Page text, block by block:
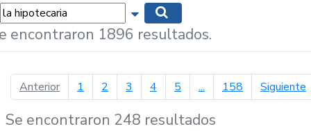
Mostrar opciones de búsqueda
encontraron 1896 resultados.
Anteriorpágina anterior
1 2 3 4 5 ... 158 Siguiente
Se encontraron 248 resultados